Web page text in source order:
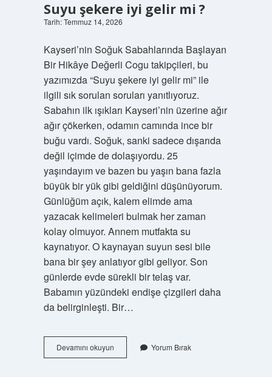
Suyu şekere iyi gelir mi ?
Tarih: Temmuz 14, 2026
Kayseri’nin Soğuk Sabahlarında Başlayan
Bir Hikâye Değerli Cogu takipçileri, bu
yazımızda “Suyu şekere iyi gelir mi” ile
ilgili sık sorulan soruları yanıtlıyoruz.
Sabahın ilk ışıkları Kayseri’nin üzerine ağır
ağır çökerken, odamın camında ince bir
buğu vardı. Soğuk, sanki sadece dışarıda
değil içimde de dolaşıyordu. 25
yaşındayım ve bazen bu yaşın bana fazla
büyük bir yük gibi geldiğini düşünüyorum.
Günlüğüm açık, kalem elimde ama
yazacak kelimeleri bulmak her zaman
kolay olmuyor. Annem mutfakta su
kaynatıyor. O kaynayan suyun sesi bile
bana bir şey anlatıyor gibi geliyor. Son
günlerde evde sürekli bir telaş var.
Babamın yüzündeki endişe çizgileri daha
da belirginleşti. Bir…
Devamını okuyunSuyu
şekere
Yorum Bırak